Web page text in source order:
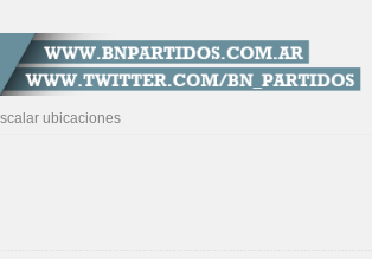
ubicaciones